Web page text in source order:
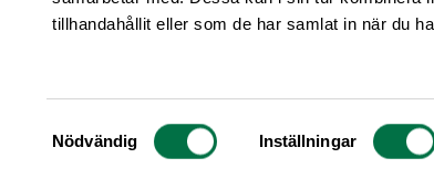
tillhandahållit eller som de har samlat in när du
Samtyckesval
Nödvändig Inställningar
/ Nyhetsarkiv / riskgrupp
-